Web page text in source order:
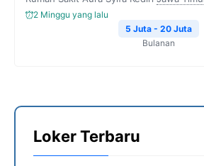
2 Minggu yang lalu
5 Juta - 20 Juta
Bulanan
Loker Terbaru